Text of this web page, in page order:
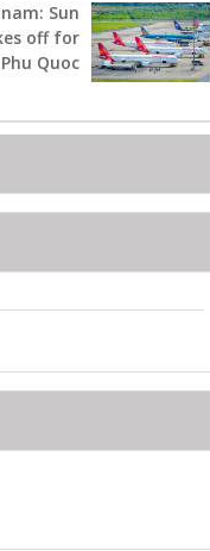
Sun
off for
Quoc